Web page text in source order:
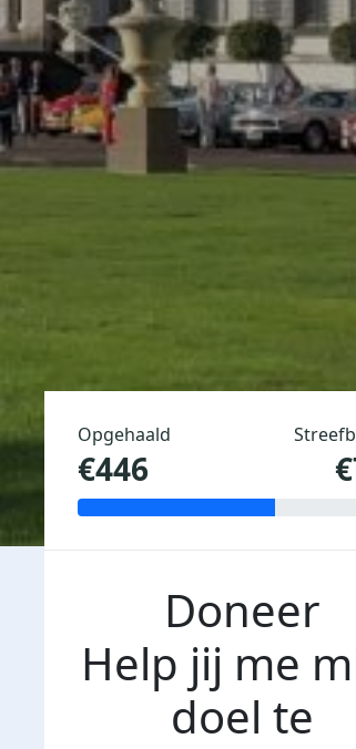
Opgehaald
€446
Doneer
Help jij me
doel te